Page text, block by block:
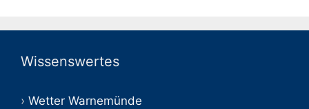
Wissenswertes
Wetter Warnemünde